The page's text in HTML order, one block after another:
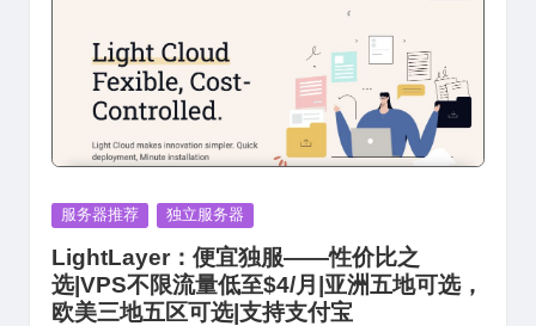
Posted
服务器推荐 独立服务器
LightLayer：便宜独服——性价比之
选|VPS不限流量低至$4/月|亚洲五地可选，
欧美三地五区可选|支持支付宝